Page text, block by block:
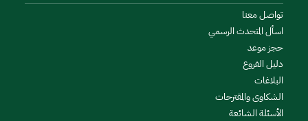
تواصل معنا
اسأل المتحدث الرسمي
حجز موعد
دليل الفروع
البلاغات
الشكاوى والمقترحات
الأسئلة الشائعة